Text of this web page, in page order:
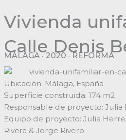
Vivienda
Calle Denis
MÁLAGA · 2020 · REFORMA
Ubicación: Málaga, España
Superficie construida: 174 m2
Responsable de proyecto: Julia
Equipo de proyecto: Julia
Rivera & Jorge Rivero